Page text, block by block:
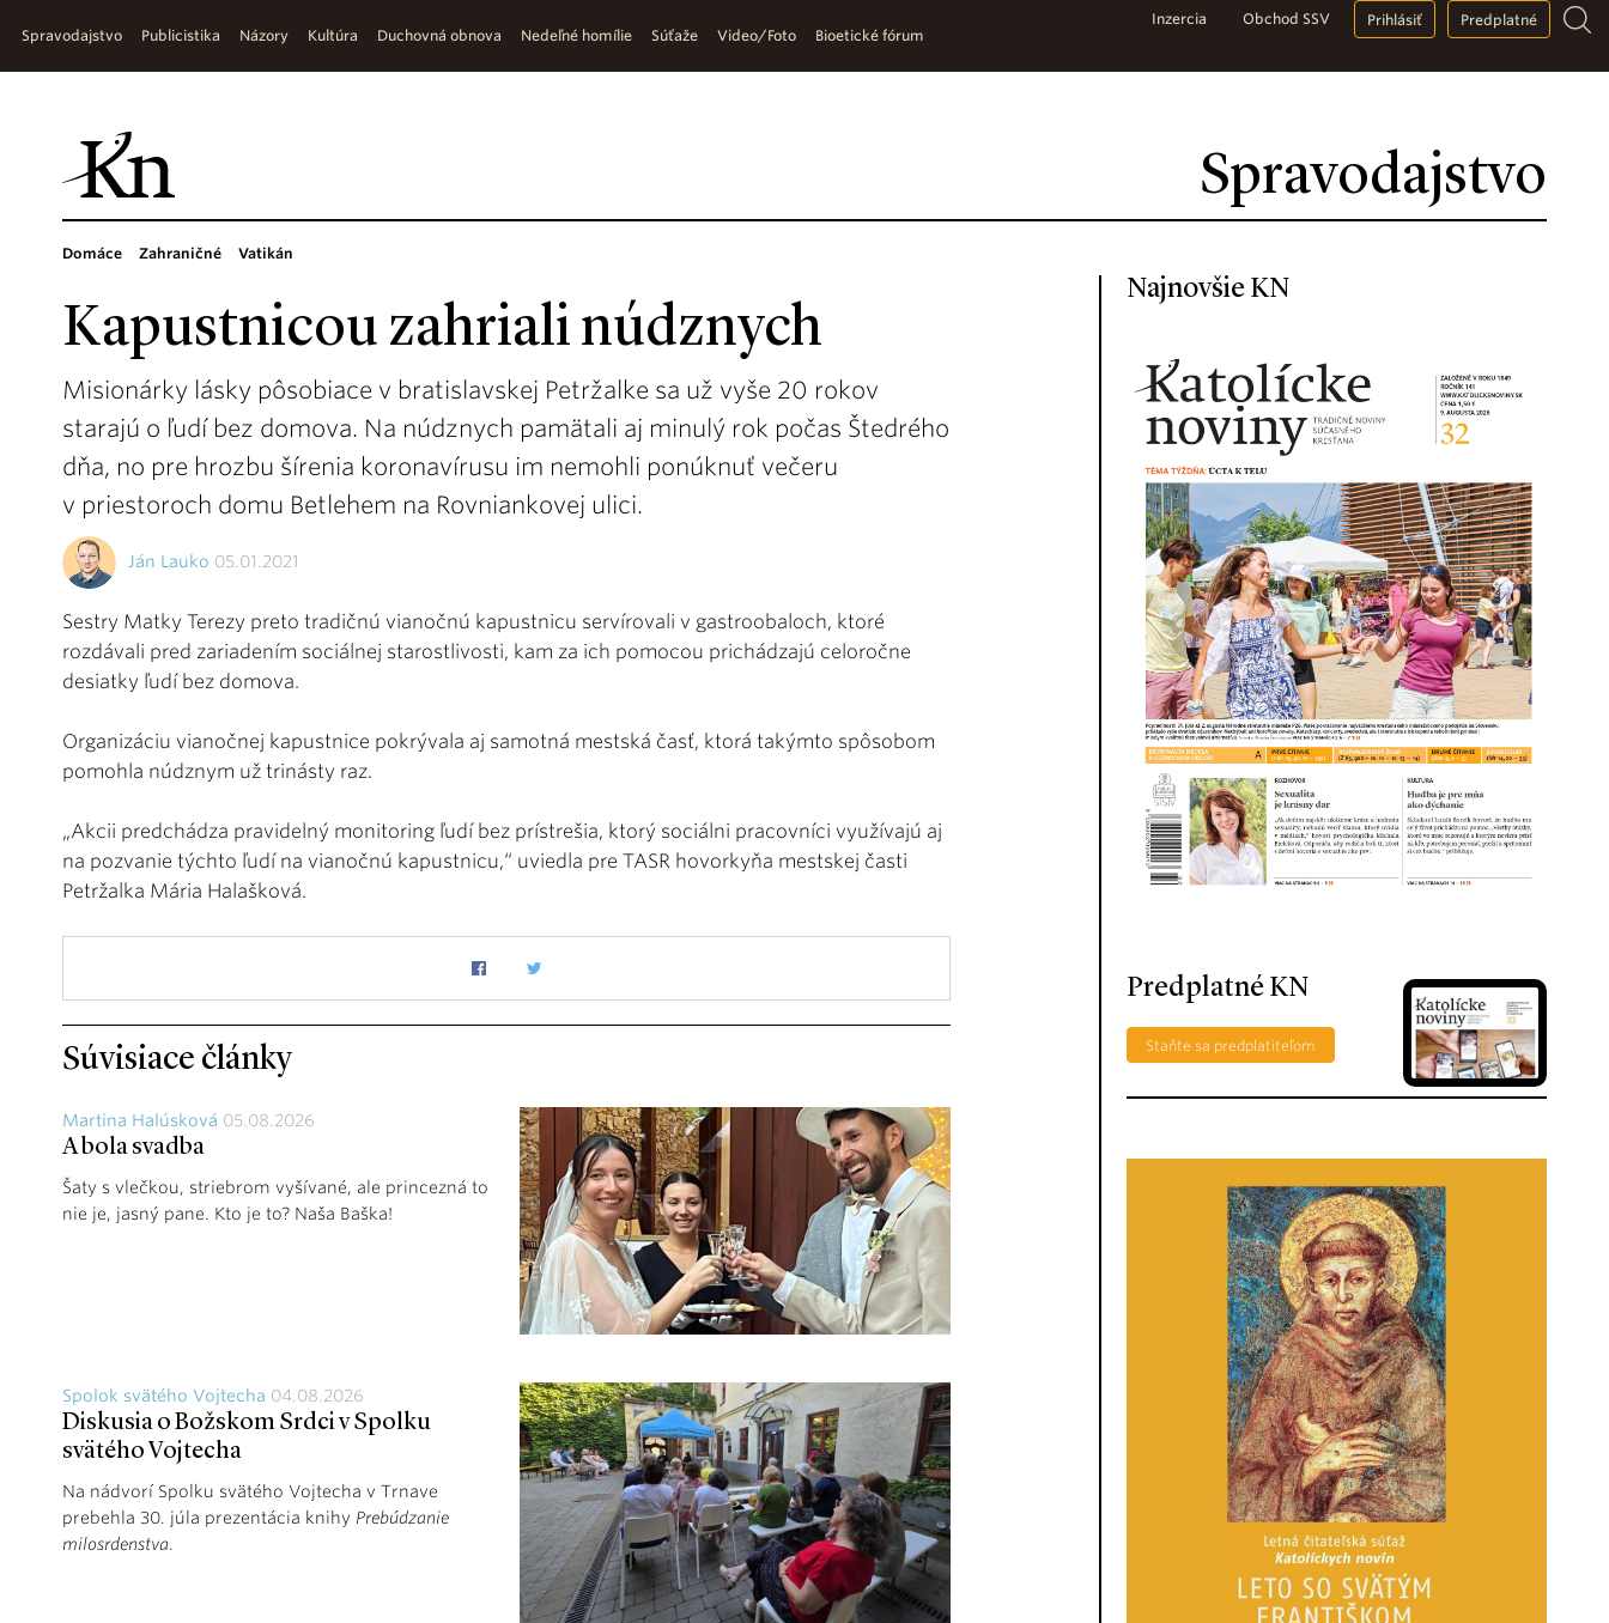
Spravodajstvo
Spravodajstvo Publicistika Názory Kultúra Duchovná obnova Nedeľné homílie Súťaže Video/Foto Bioetické fórum
Inzercia Obchod SSV Prihlásiť Predplatné
Domáce Zahraničné Vatikán
Kapustnicou zahriali núdznych
Misionárky lásky pôsobiace v bratislavskej Petržalke sa už vyše 20 rokov
starajú o ľudí bez domova. Na núdznych pamätali aj minulý rok počas Štedrého
dňa, no pre hrozbu šírenia koronavírusu im nemohli ponúknuť večeru
v priestoroch domu Betlehem na Rovniankovej ulici.
Ján Lauko 05.01.2021
Sestry Matky Terezy preto tradičnú vianočnú kapustnicu servírovali v gastroobaloch, ktoré
rozdávali pred zariadením sociálnej starostlivosti, kam za ich pomocou prichádzajú celoročne
desiatky ľudí bez domova.
Organizáciu vianočnej kapustnice pokrývala aj samotná mestská časť, ktorá takýmto spôsobom
pomohla núdznym už trinásty raz.
„Akcii predchádza pravidelný monitoring ľudí bez prístrešia, ktorý sociálni pracovníci využívajú aj
na pozvanie týchto ľudí na vianočnú kapustnicu,“ uviedla pre TASR hovorkyňa mestskej časti
Petržalka Mária Halašková.
Súvisiace články
Martina Halúsková 05.08.2026
A bola svadba
Šaty s vlečkou, striebrom vyšívané, ale princezná to
nie je, jasný pane. Kto je to? Naša Baška!
Spolok svätého Vojtecha 04.08.2026
Diskusia o Božskom Srdci v Spolku
svätého Vojtecha
Na nádvorí Spolku svätého Vojtecha v Trnave
prebehla 30. júla prezentácia knihy Prebúdzanie
milosrdenstva.
Najnovšie KN
Predplatné KN
Staňte sa predplatiteľom